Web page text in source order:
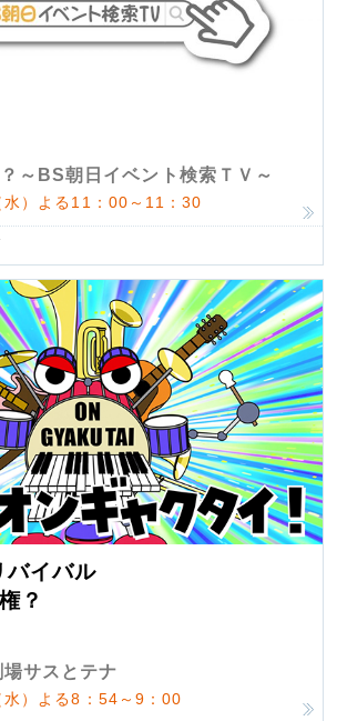
～BS朝日イベント検索ＴＶ～
）よる11：00～11：30
バイバル
権？
サスとテナ
）よる8：54～9：00